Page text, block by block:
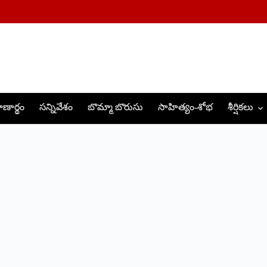
సన్నివేశం బొమ్మా బొరుసు సాహిత్యం-శోభ శీర్షికలు